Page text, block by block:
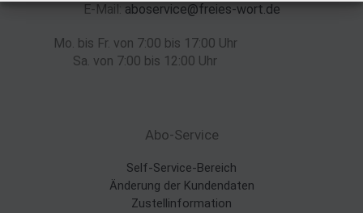
E-Mail: aboservice@freies-wort.de
Mo. bis Fr. von 7:00 bis 17:00 Uhr
Sa. von 7:00 bis 12:00 Uhr
Abo-Service
Self-Service-Bereich
Änderung der Kundendaten
Zustellinformation